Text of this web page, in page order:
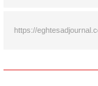
https://